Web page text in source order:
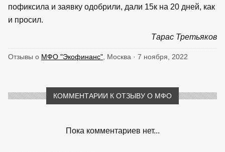
пофиксила и заявку одобрили, дали 15к на 20 дней, как
и просил.
Тарас Третьяков
Отзывы о МФО "Экофинанс" , Москва · 7 ноября, 2022
КОММЕНТАРИИ К ОТЗЫВУ О МФО
Пока комментариев нет...